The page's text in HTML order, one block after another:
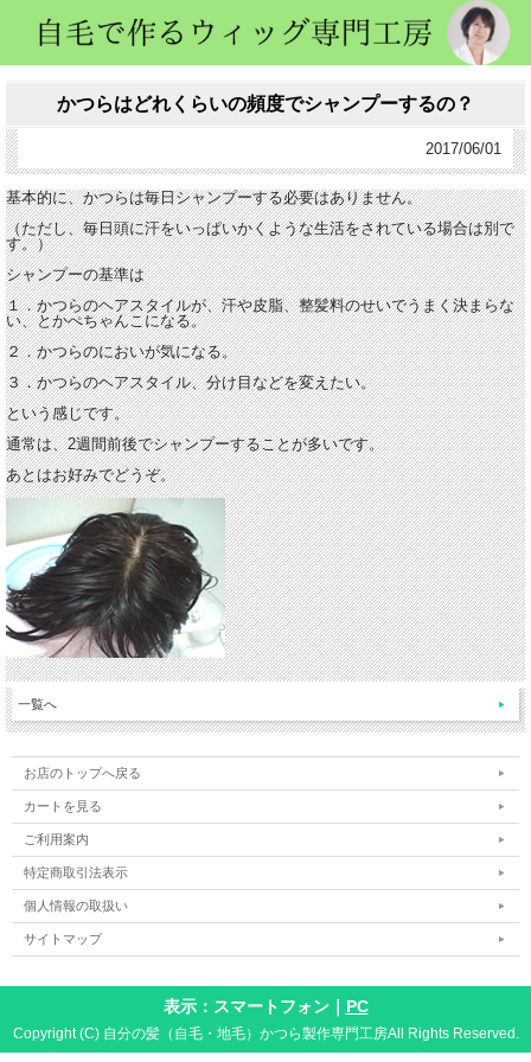
かつらはどれくらいの頻度でシャンプーするの？
2017/06/01
基本的に、かつらは毎日シャンプーする必要はありません。
（ただし、毎日頭に汗をいっぱいかくような生活をされている場合は別で
す。）
シャンプーの基準は
１．かつらのヘアスタイルが、汗や皮脂、整髪料のせいでうまく決まらな
い、とかぺちゃんこになる。
２．かつらのにおいが気になる。
３．かつらのヘアスタイル、分け目などを変えたい。
という感じです。
通常は、2週間前後でシャンプーすることが多いです。
あとはお好みでどうぞ。
一覧へ
お店のトップへ戻る
カートを見る
ご利用案内
特定商取引法表示
個人情報の取扱い
サイトマップ
表示：スマートフォン｜ PC
Copyright (C) 自分の髪（自毛・地毛）かつら製作専門工房All Rights Reserved.